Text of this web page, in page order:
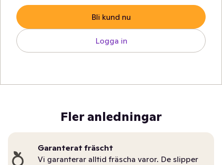
Bli kund nu
Logga in
Fler anledningar
Garanterat fräscht
Vi garanterar alltid fräscha varor. De slipper